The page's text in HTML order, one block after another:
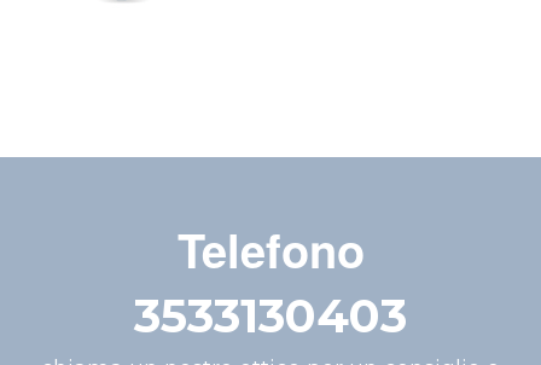
Telefono
3533130403